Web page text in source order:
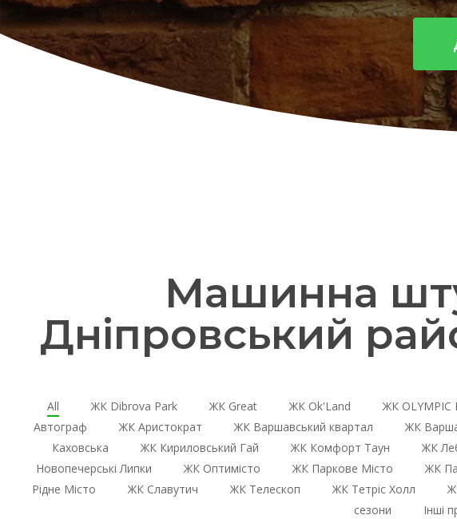
Машинна
Дніпровський
All ЖК Dibrova Park ЖК Great ЖК Ok'Land ЖК OLYMPIC
Автограф
ЖК Аристократ ЖК Варшавський квартал ЖК
Каховська
ЖК Кириловський Гай ЖК Комфорт Таун ЖК
Новопечерські Липки
ЖК Оптимісто ЖК Паркове Місто ЖК
Рідне Місто
ЖК Славутич ЖК Телескоп ЖК Тетріс Холл
сезони
Інші